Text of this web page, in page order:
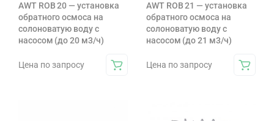
AWT ROB 20 — установка
обратного осмоса на
солоноватую воду с
насосом (до 20 м3/ч)
Цена по запросу
AWT ROB 21 — установка
обратного осмоса на
солоноватую воду с
насосом (до 21 м3/ч)
Цена по запросу